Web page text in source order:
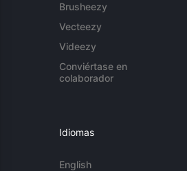
Brusheezy
Vecteezy
Videezy
Conviértase en
colaborador
Idiomas
English